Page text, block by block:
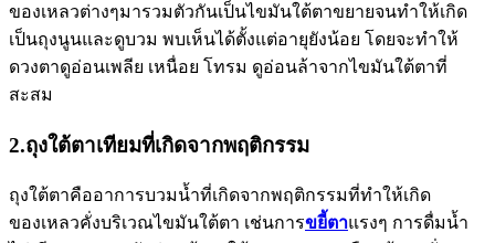
ของเหลวต่างๆมารวมตัวกันเป็นไขมันใต้ตาขยายจนทำให้เกิด
เป็นถุงนูนและดูบวม พบเห็นได้ตั้งแต่อายุยังน้อย โดยจะทำให้
ดวงตาดูอ่อนเพลีย เหนื่อย โทรม ดูอ่อนล้าจากไขมันใต้ตาที่
สะสม
2.ถุงใต้ตาเทียมที่เกิดจากพฤติกรรม
ถุงใต้ตาคืออาการบวมน้ำที่เกิดจากพฤติกรรมที่ทำให้เกิด
ของเหลวคั่งบริเวณไขมันใต้ตา เช่นการขยี้ตาแรงๆ การดื่มน้ำ